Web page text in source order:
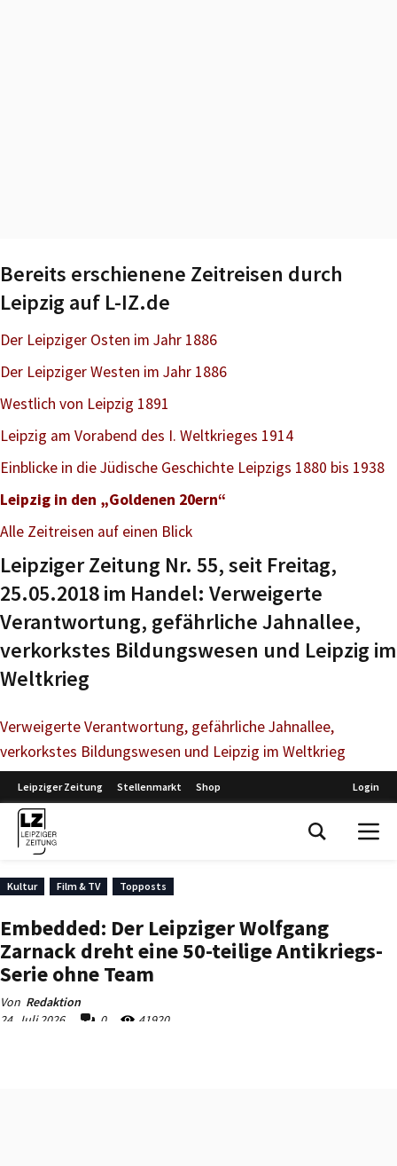
Bereits erschienene Zeitreisen durch
Leipzig auf L-IZ.de
Der Leipziger Osten im Jahr 1886
Der Leipziger Westen im Jahr 1886
Westlich von Leipzig 1891
Leipzig am Vorabend des I. Weltkrieges 1914
Einblicke in die Jüdische Geschichte Leipzigs 1880 bis 1938
Leipzig in den „Goldenen 20ern“
Alle Zeitreisen auf einen Blick
Leipziger Zeitung Nr. 55, seit Freitag,
25.05.2018 im Handel: Verweigerte
Verantwortung, gefährliche Jahnallee,
verkorkstes Bildungswesen und Leipzig im
Weltkrieg
Verweigerte Verantwortung, gefährliche Jahnallee,
verkorkstes Bildungswesen und Leipzig im Weltkrieg